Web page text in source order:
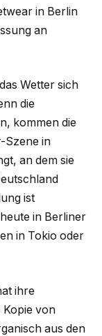
in Berlin
an
Wetter sich
die
kommen die
Szene in
an dem sie
ist
in Berliner
in Tokio oder
ihre
Kopie von
aus den